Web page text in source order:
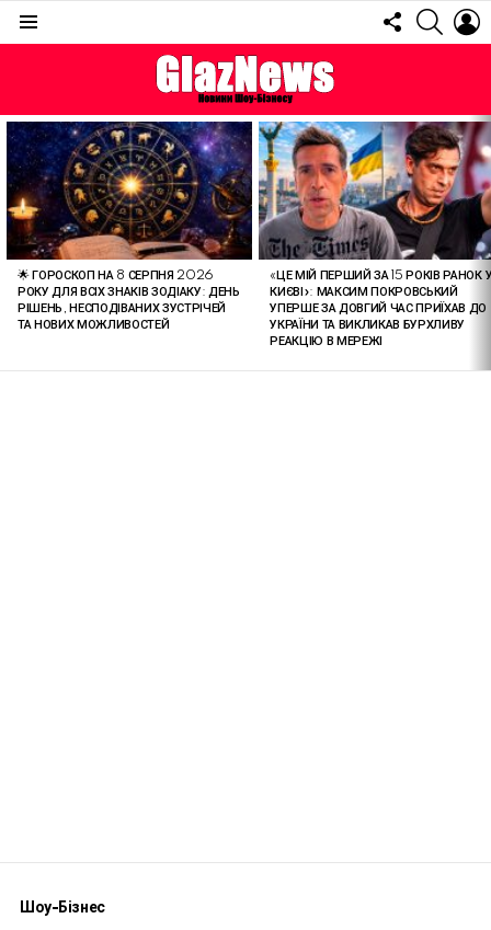
FOLLOW
US
ОСТАННІ
СТАТТІ
🌟 ГОРОСКОП НА 8 СЕРПНЯ 2026
РОКУ ДЛЯ ВСІХ ЗНАКІВ ЗОДІАКУ: ДЕНЬ
РІШЕНЬ, НЕСПОДІВАНИХ ЗУСТРІЧЕЙ
ТА НОВИХ МОЖЛИВОСТЕЙ
«ЦЕ МІЙ ПЕРШИЙ ЗА 15 РОКІВ РАНОК
КИЄВІ»: МАКСИМ ПОКРОВСЬКИЙ
УПЕРШЕ ЗА ДОВГИЙ ЧАС ПРИЇХАВ ДО
УКРАЇНИ ТА ВИКЛИКАВ БУРХЛИВУ
РЕАКЦІЮ В МЕРЕЖІ
Шоу-Бізнес